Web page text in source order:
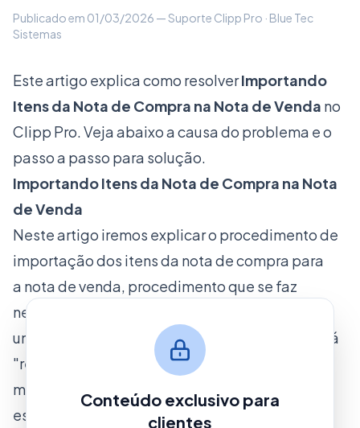
Publicado em 01/03/2026 — Suporte Clipp Pro · Blue Tec
Sistemas
Este artigo explica como resolverImportando
Itens da Nota de Compra na Nota de Venda no
Clipp Pro. Veja abaixo a causa do problema e o
passo a passo para solução.
Importando Itens da Nota de Compra na Nota
de Venda
Neste artigo iremos explicar o procedimento de
importação dos itens da nota de compra para
a nota de venda, procedimento que se faz
necessário quando (por exemplo) foi emitida
uma nota de entrada com muitos itens e ela será
"repassada" diretamente a um cliente, com os
mesmos produtos, para poupar tempo, existe
essa solução.
Conteúdo exclusivo para
clientes